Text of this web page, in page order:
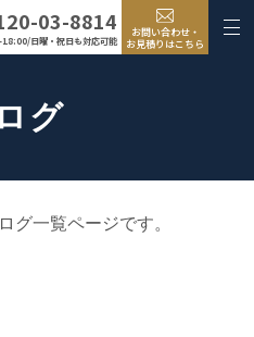
03-8814
日曜・祝日も対応可能
お問い合わせ・
お見積りはこちら
グ
グ一覧ページです。